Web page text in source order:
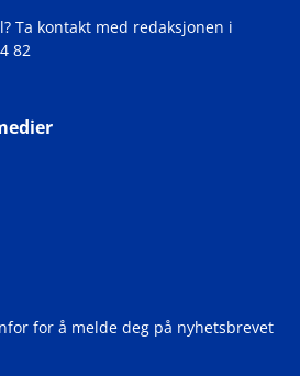
Ta kontakt med redaksjonen i
82
for å melde deg på nyhetsbrevet